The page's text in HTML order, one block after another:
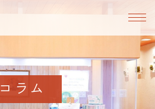
コラム